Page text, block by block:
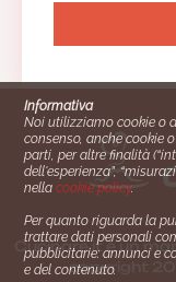
Cucinare.it è un
copyright
Informativa
Noi utilizziamo cookie o
consenso, anche cookie
parti, per altre finalità
dell'esperienza”,
nellacookie policy.
Per quanto riguarda la
trattare dati personali
pubblicitarie: annunci e
e del contenuto.